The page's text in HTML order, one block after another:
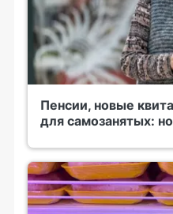
Пенсии, новые
для самозанятых: